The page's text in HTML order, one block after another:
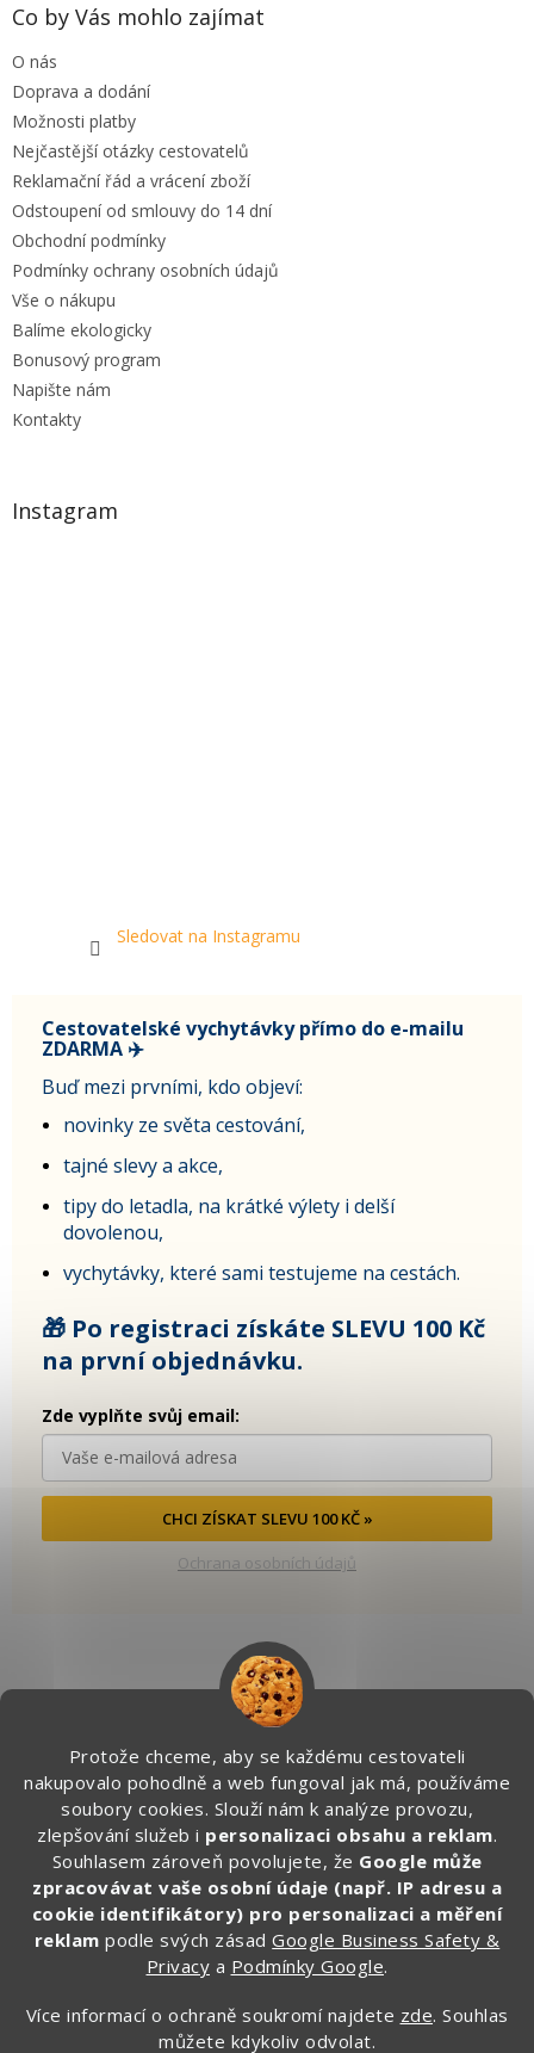
Protože chceme, aby se každému cestovateli
nakupovalo pohodlně a web fungoval jak má, používáme
soubory cookies. Slouží nám k analýze provozu,
zlepšování služeb i personalizaci obsahu a reklam.
Souhlasem zároveň povolujete, že Google může
zpracovávat vaše osobní údaje (např. IP adresu a
cookie identifikátory) pro personalizaci a měření
reklam podle svých zásadGoogle Business Safety &
Privacy a Podmínky Google.
Více informací o ochraně soukromí najdete zde. Souhlas
můžete kdykoliv odvolat.
Co by Vás mohlo zajímat
O nás
Doprava a dodání
Možnosti platby
Nejčastější otázky cestovatelů
Reklamační řád a vrácení zboží
Odstoupení od smlouvy do 14 dní
Obchodní podmínky
Podmínky ochrany osobních údajů
Vše o nákupu
Balíme ekologicky
Bonusový program
Napište nám
Kontakty
Instagram
Sledovat na Instagramu
Cestovatelské vychytávky přímo do e-mailu
ZDARMA ✈️
Buď mezi prvními, kdo objeví:
novinky ze světa cestování,
tajné slevy a akce,
tipy do letadla, na krátké výlety i delší
dovolenou,
vychytávky, které sami testujeme na cestách.
🎁 Po registraci získáte SLEVU 100 Kč
na první objednávku.
Zde vyplňte svůj email:
CHCI ZÍSKAT SLEVU 100 KČ »
Ochrana osobních údajů
info @zapakuj.cz
+420 734 266 587 (PO-PÁ, 9:00 – 17:00)
Zapakuj CZ/SK
zapakuj_czsk
@zapakuj_cz